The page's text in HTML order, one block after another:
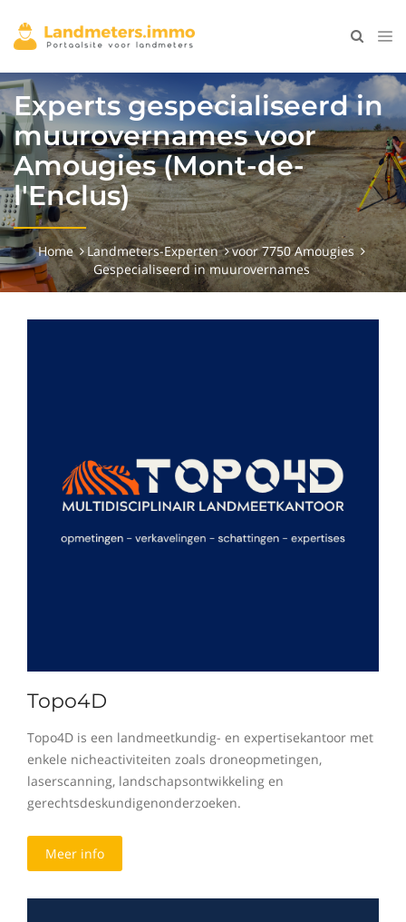
Experts gespecialiseerd in
muurovernames voor
Amougies (Mont-de-
l'Enclus)
Home Landmeters-Experten
voor 7750 Amougies
Gespecialiseerd in muurovernames
Topo4D
Topo4D is een landmeetkundig- en expertisekantoor met
enkele nicheactiviteiten zoals droneopmetingen,
laserscanning, landschapsontwikkeling en
gerechtsdeskundigenonderzoeken.
Meer info